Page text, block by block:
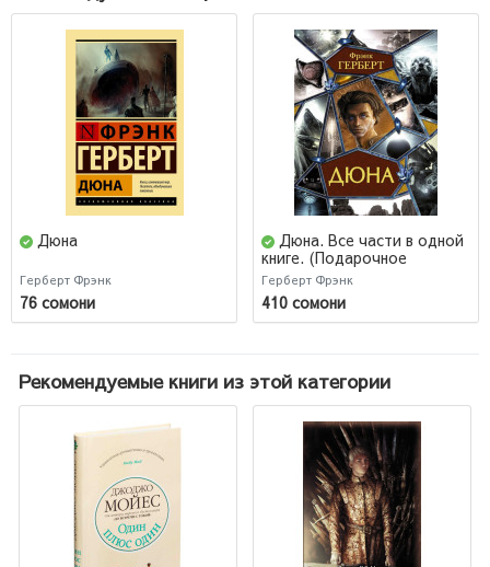
Дюна
Герберт Фрэнк
76 сомони
Дюна. Все части в одной
книге. (Подарочное
издание)
Герберт Фрэнк
410 сомони
Рекомендуемые книги из этой категории